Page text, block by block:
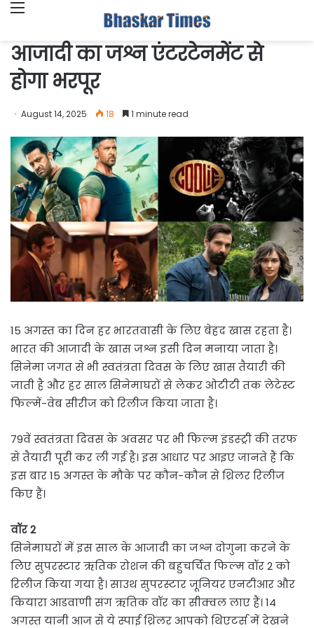
आजादी का जश्न एंटरटेनमेंट से
होगा भरपूर
August 14, 2025 18 1 minute read
15 अगस्त का दिन हर भारतवासी के लिए बेहद खास रहता है।
भारत की आजादी के खास जश्न इसी दिन मनाया जाता है।
सिनेमा जगत से भी स्वतंत्रता दिवस के लिए खास तैयारी की
जाती है और हर साल सिनेमाघरों से लेकर ओटीटी तक लेटेस्ट
फिल्में-वेब सीरीज को रिलीज किया जाता है।
79वें स्वतंत्रता दिवस के अवसर पर भी फिल्म इंडस्ट्री की तरफ
से तैयारी पूरी कर ली गई है। इस आधार पर आइए जानते हैं कि
इस बार 15 अगस्त के मौके पर कौन-कौन से थ्रिलर रिलीज
किए हैं।
वॉर 2
सिनेमाघरों में इस साल के आजादी का जश्न दोगुना करने के
लिए सुपरस्टार ऋतिक रोशन की बहुचर्चित फिल्म वॉर 2 को
रिलीज किया गया है। साउथ सुपरस्टार जूनियर एनटीआर और
कियारा आडवाणी संग ऋतिक वॉर का सीक्वल लाए हैं। 14
अगस्त यानी आज से ये स्पाई थ्रिलर आपको थिएटर्स में देखने